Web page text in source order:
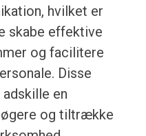
hvilket er
skabe effektive
og facilitere
Disse
en
og tiltrække